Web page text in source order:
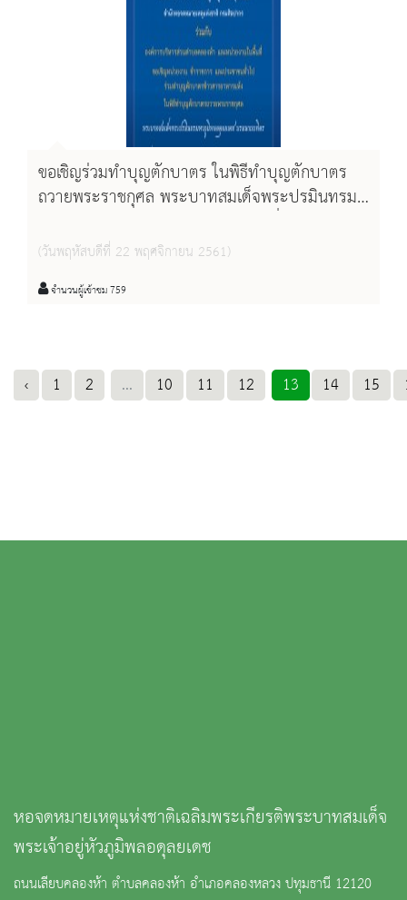
ขอเชิญร่วมทำบุญตักบาตร ในพิธีทำบุญตักบาตร
ถวายพระราชกุศล พระบาทสมเด็จพระปรมินทรม
หาภูมิพลอดุลยเดช บรมนาถบพิตร เนื่องในวันคล้าย
วันเฉลิมพระชนมพรรษา
(วันพฤหัสบดีที่ 22 พฤศจิกายน 2561)
จำนวนผู้เข้าชม 759
‹ 1 2 ... 10 11 12 13 14 15
หอจดหมายเหตุแห่งชาติเฉลิมพระเกียรติพระบาทสมเด็จ
พระเจ้าอยู่หัวภูมิพลอดุลยเดช
ถนนเลียบคลองห้า ตำบลคลองห้า อำเภอคลองหลวง ปทุมธานี 12120